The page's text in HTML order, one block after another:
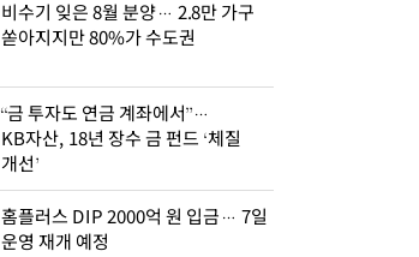
비수기 잊은 8월 분양… 2.8만 가구
쏟아지지만 80%가 수도권
“금 투자도 연금 계좌에서”…
KB자산, 18년 장수 금 펀드 ‘체질
개선’
홈플러스 DIP 2000억 원 입금… 7일
운영 재개 예정